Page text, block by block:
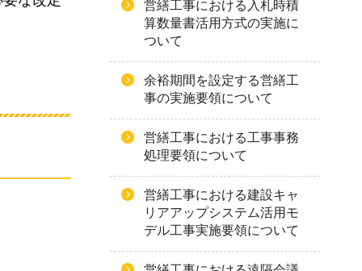
営繕工事における入札時積
算数量書活用方式の実施に
ついて
余裕期間を設定する営繕工
事の実施要領について
営繕工事における工事事務
処理要領について
営繕工事における建設キャ
リアアップシステム活用モ
デル工事実施要領について